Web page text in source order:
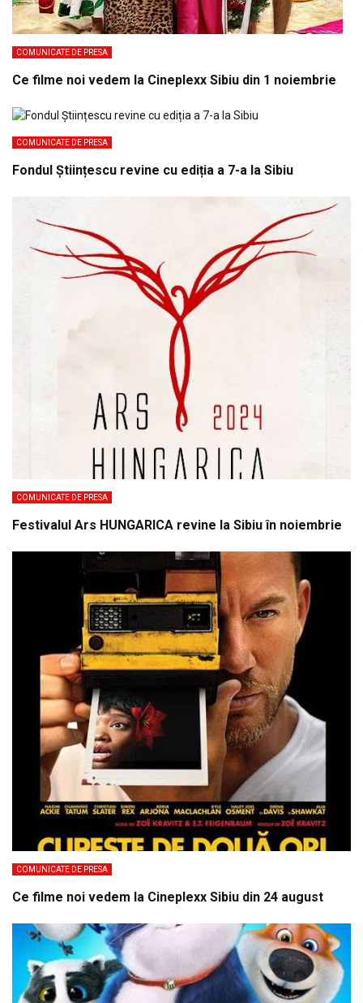
COMUNICATE DE PRESA
Ce filme noi vedem la Cineplexx Sibiu din 1 noiembrie
COMUNICATE DE PRESA
Fondul Științescu revine cu ediția a 7-a la Sibiu
COMUNICATE DE PRESA
Festivalul Ars HUNGARICA revine la Sibiu în noiembrie
COMUNICATE DE PRESA
Ce filme noi vedem la Cineplexx Sibiu din 24 august